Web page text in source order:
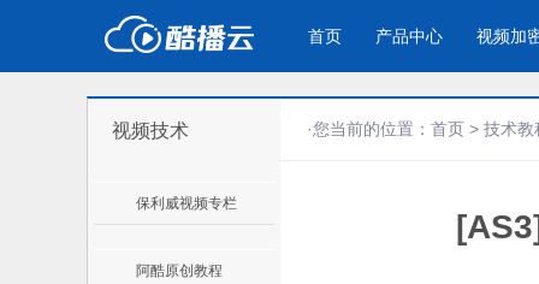
首页 产品中心
产品与新功能
防下载/防盗录/防录屏/防篡改
视频加
应用场景
企业宣传 产
通
视频技术
保利威视频专栏
阿酷原创教程
·您当前的位置： 首页 > 技术教